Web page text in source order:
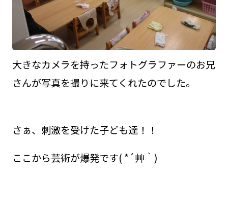
大きなカメラを持ったフォトグラファーのお兄
さんが写真を撮りに来てくれたのでした。
さぁ、刺激を受けた子ども達！！
ここから芸術が爆発です( *´艸｀)